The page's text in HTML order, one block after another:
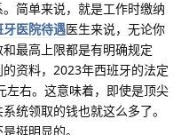
简单来说，就是工作时缴纳
牙医院待遇医生来说，无论你
最高上限都是有明确规定
资料，2023年西班牙的法定
左右。这意味着，即使是顶尖
统领取的钱也就这么多了。
挺明显的。